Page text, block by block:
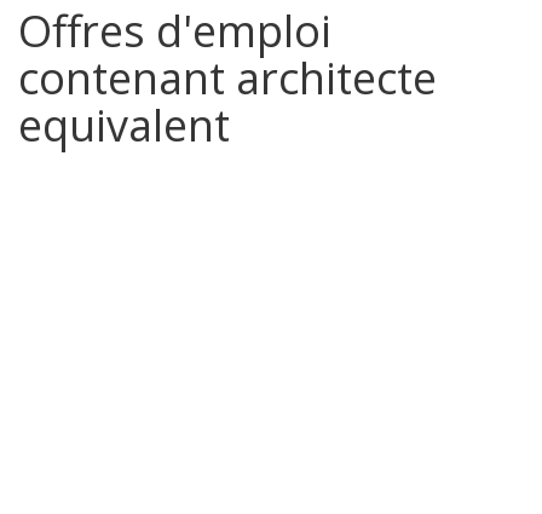
Offres d'emploi
contenant architecte
equivalent